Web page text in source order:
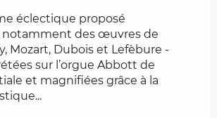
éclectique proposé
notamment des œuvres de
Mozart, Dubois et Lefèbure -
sur l’orgue Abbott de
et magnifiées grâce à la